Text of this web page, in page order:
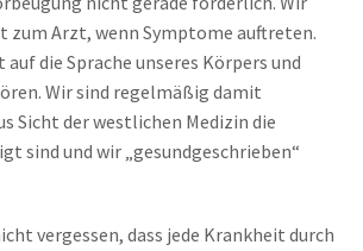
zum Arzt, wenn Symptome auftreten.
die Sprache unseres Körpers und
Wir sind regelmäßig damit
Sicht der westlichen Medizin die
sind und wir „gesundgeschrieben“
vergessen, dass jede Krankheit durch